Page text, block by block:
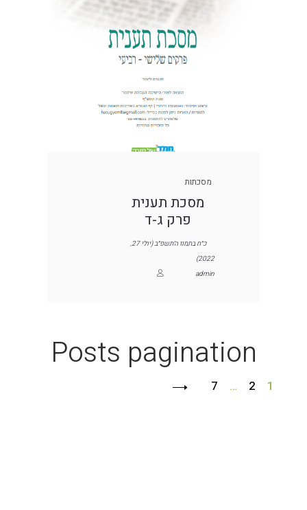
מסכתות
מסכת תענית
פרק ג-ד
כ״ח בתמוז ה׳תשפ״ב (יולי 27,
2022)
admin
Posts pagination
1
2
…
7